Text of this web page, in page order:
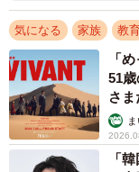
気になる 家族 教
「
51
さ
「